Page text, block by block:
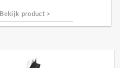
Bekijk product >